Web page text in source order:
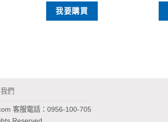
我要購買
們
客服電話：0956-100-705